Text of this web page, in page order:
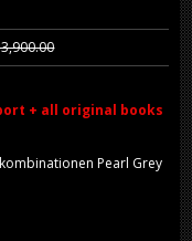
+ all original books
Pearl Grey